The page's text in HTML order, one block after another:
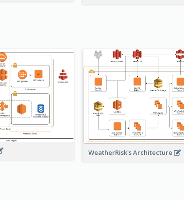
WeatherRisk's Architecture